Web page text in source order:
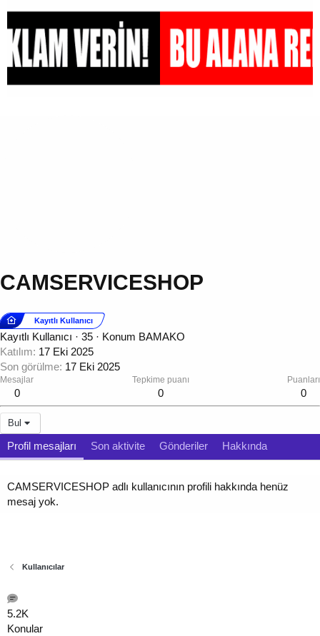
CAMSERVICESHOP
Kayıtlı Kullanıcı
Kayıtlı Kullanıcı · 35 · Konum BAMAKO
Katılım 17 Eki 2025
Son görülme 17 Eki 2025
Mesajlar
0
Tepkime puanı
0
Puanları
0
Bul
Profil mesajları Son aktivite Gönderiler Hakkında
CAMSERVICESHOP adlı kullanıcının profili hakkında henüz
mesaj yok.
Kullanıcılar
5.2K
Konular